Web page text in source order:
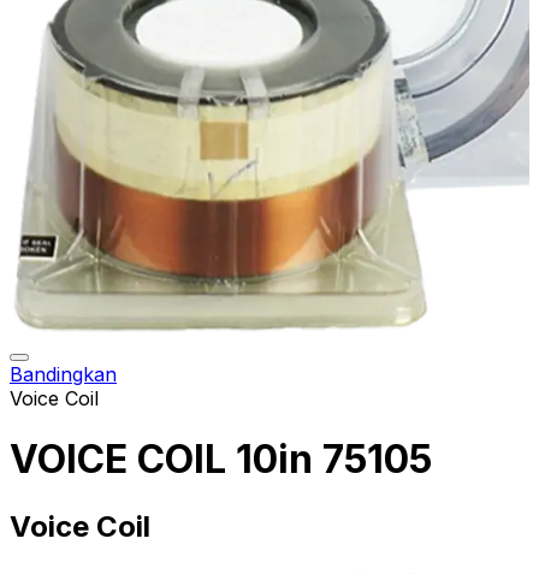
Bandingkan
Voice Coil
VOICE COIL 10in 75105
Voice Coil